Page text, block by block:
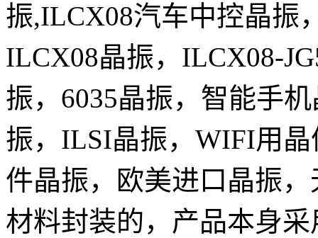
振,ILCX08汽车中控晶振
ILCX08晶振， ILCX08-
振， 6035晶振，智能手
振，ILSI晶振，WIFI用
件晶振，
欧美进口晶振
材料封装的，产品本身